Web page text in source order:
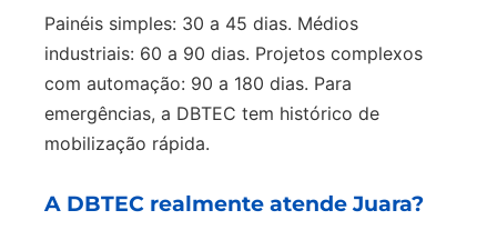
Painéis simples: 30 a 45 dias. Médios
industriais: 60 a 90 dias. Projetos complexos
com automação: 90 a 180 dias. Para
emergências, a DBTEC tem histórico de
mobilização rápida.
A DBTEC realmente atende Juara?